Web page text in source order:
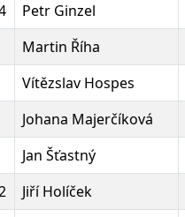
Petr Ginzel
Martin Říha
Vítězslav Hospes
Johana Majerčíková
Jan Šťastný
Jiří Holíček